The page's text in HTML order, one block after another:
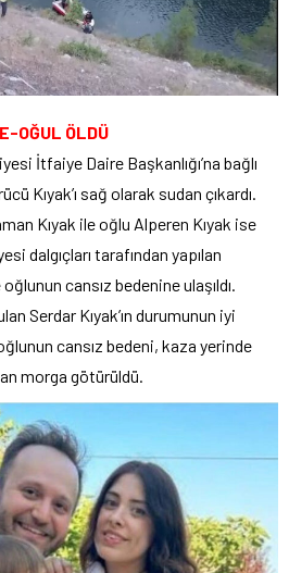
OĞUL ÖLDÜ
İtfaiye Daire Başkanlığı’na bağlı
Kıyak’ı sağ olarak sudan çıkardı.
Kıyak ile oğlu Alperen Kıyak ise
dalgıçları tarafından yapılan
cansız bedenine ulaşıldı.
Serdar Kıyak’ın durumunun iyi
cansız bedeni, kaza yerinde
morga götürüldü.